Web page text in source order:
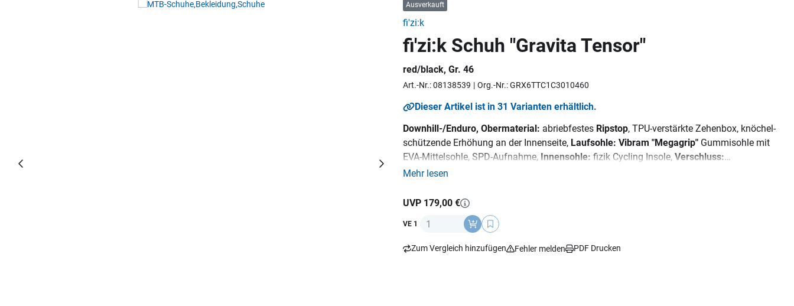
Ausverkauft
fi'zi:k
fi'zi:k Schuh "Gravita Tensor"
red/black, Gr. 46
Art.-Nr.: 08138539 Org.-Nr.: GRX6TTC1C3010460
Dieser Artikel ist in 31 Varianten erhältlich.
Downhill-/Enduro, Obermaterial: abriebfestes Ripstop, TPU-verstärkte Zehenbox, knöchel-
schützende Erhöhung an der Innenseite, Laufsohle: Vibram "Megagrip" Gummisohle mit
EVA-Mittelsohle, SPD-Aufnahme, Innensohle: fizik Cycling Insole, Verschluss:
ergonomischer Ergolace-Schnürverschluss + Klettverschluss
Mehr lesen
UVP 179,00 €
VE 1 Anzahl
Zum Vergleich hinzufügen Fehler melden PDF Drucken